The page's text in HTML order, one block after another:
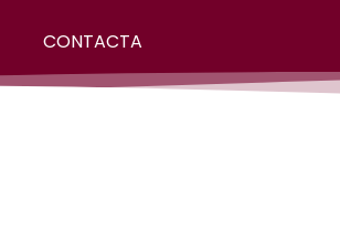
CONTACTA